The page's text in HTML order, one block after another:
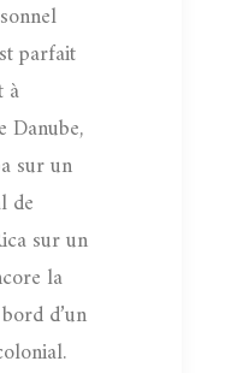
parfait
à
Danube,
sur un
de
sur un
la
d’un